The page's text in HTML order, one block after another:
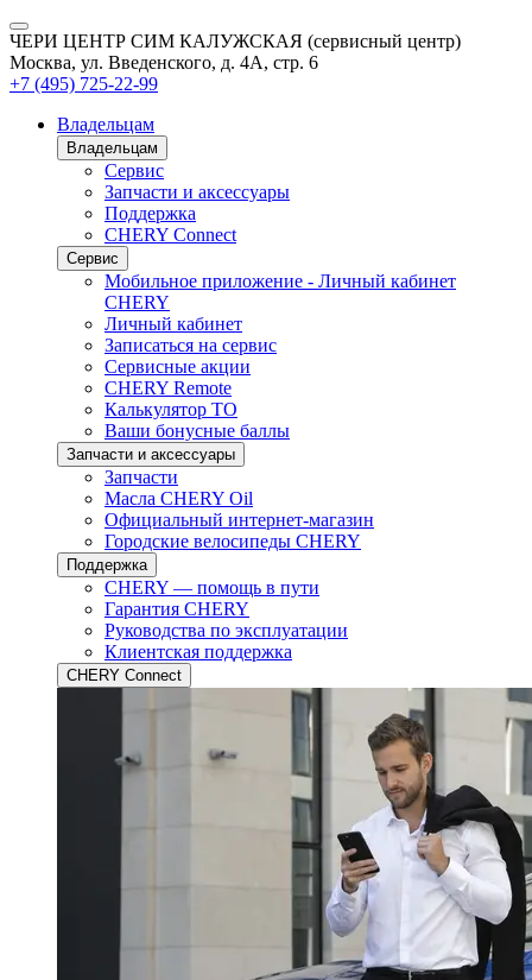
ЧЕРИ ЦЕНТР СИМ КАЛУЖСКАЯ (сервисный центр)
Москва, ул. Введенского, д. 4А, стр. 6
+7 (495) 725-22-99
Владельцам
Владельцам
Сервис
Запчасти и аксессуары
Поддержка
CHERY Connect
Сервис
Мобильное приложение - Личный кабинет
CHERY
Личный кабинет
Записаться на сервис
Сервисные акции
CHERY Remote
Калькулятор ТО
Ваши бонусные баллы
Запчасти и аксессуары
Запчасти
Масла CHERY Oil
Официальный интернет-магазин
Городские велосипеды CHERY
Поддержка
CHERY — помощь в пути
Гарантия CHERY
Руководства по эксплуатации
Клиентская поддержка
CHERY Connect